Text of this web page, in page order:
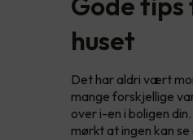
huset
Det har aldri vært
mange forskjellige
over i-en i boligen
mørkt at ingen kan se